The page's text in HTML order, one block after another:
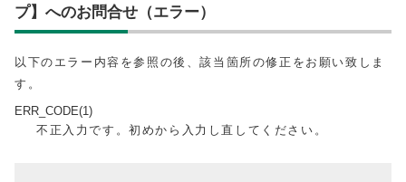
プ】へのお問合せ（エラー）
以下のエラー内容を参照の後、該当箇所の修正をお願い致しま
す。
ERR_CODE(1)
不正入力です。初めから入力し直してください。